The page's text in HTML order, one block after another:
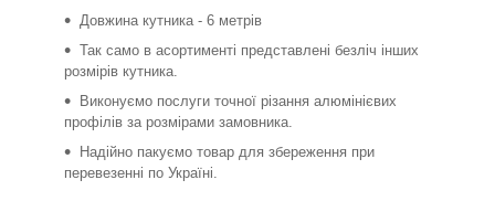
Довжина кутника - 6 метрів
Так само в асортименті представлені безліч інших
розмірів кутника.
Виконуємо послуги точної різання алюмінієвих
профілів за розмірами замовника.
Надійно пакуємо товар для збереження при
перевезенні по Україні.